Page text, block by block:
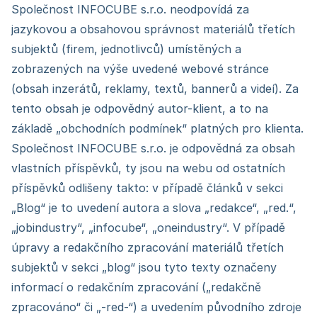
Společnost INFOCUBE s.r.o. neodpovídá za
jazykovou a obsahovou správnost materiálů třetích
subjektů (firem, jednotlivců) umístěných a
zobrazených na výše uvedené webové stránce
(obsah inzerátů, reklamy, textů, bannerů a videí). Za
tento obsah je odpovědný autor-klient, a to na
základě „obchodních podmínek“ platných pro klienta.
Společnost INFOCUBE s.r.o. je odpovědná za obsah
vlastních příspěvků, ty jsou na webu od ostatních
příspěvků odlišeny takto: v případě článků v sekci
„Blog“ je to uvedení autora a slova „redakce“, „red.“,
„jobindustry“, „infocube“, „oneindustry“. V případě
úpravy a redakčního zpracování materiálů třetích
subjektů v sekci „blog“ jsou tyto texty označeny
informací o redakčním zpracování („redakčně
zpracováno“ či „-red-“) a uvedením původního zdroje